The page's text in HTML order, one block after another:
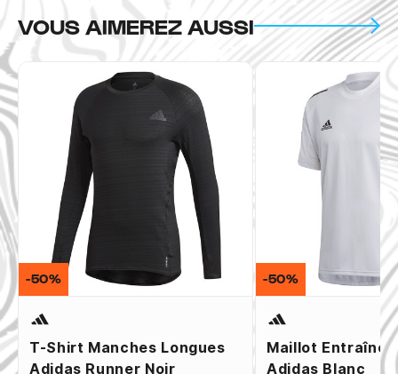
VOUS AIMEREZ AUSSI
T-Shirt Manches Longues
Adidas Runner Noir
-50%
Maillot
Adidas Blanc
-50%